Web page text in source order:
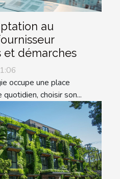
au
et démarches
occupe une place
choisir son...